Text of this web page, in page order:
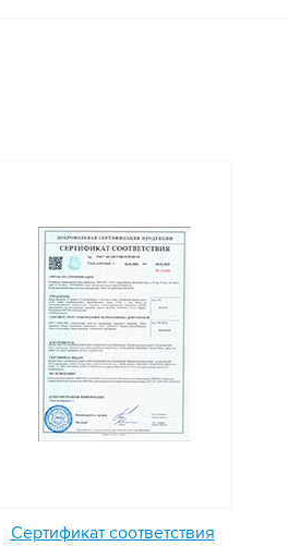
Сертификат соответствия